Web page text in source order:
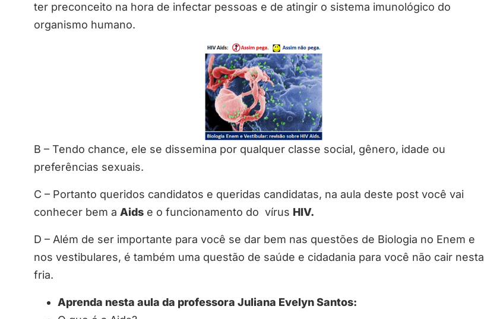
ter preconceito na hora de infectar pessoas e de atingir o sistema imunológico do
organismo humano.
B – Tendo chance, ele se dissemina por qualquer classe social, gênero, idade ou
preferências sexuais.
C – Portanto queridos candidatos e queridas candidatas, na aula deste post você vai
conhecer bem a Aids e o funcionamento do vírus HIV.
D – Além de ser importante para você se dar bem nas questões de Biologia no Enem e
nos vestibulares, é também uma questão de saúde e cidadania para você não cair nesta
fria.
Aprenda nesta aula da professora Juliana Evelyn Santos: